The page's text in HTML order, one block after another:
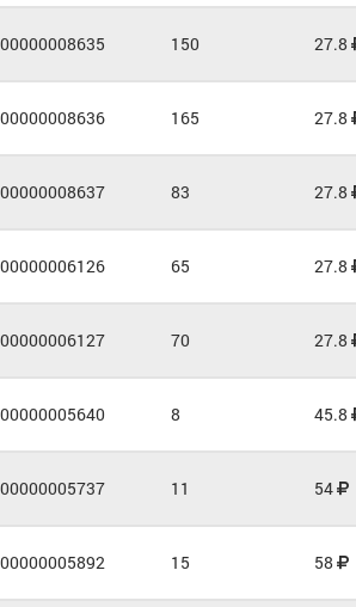
00000008635 150 27.8
00000008636 165 27.8
00000008637 83 27.8
00000006126 65 27.8
00000006127 70 27.8
00000005640 8 45.8
00000005737 11 54
00000005892 15 58